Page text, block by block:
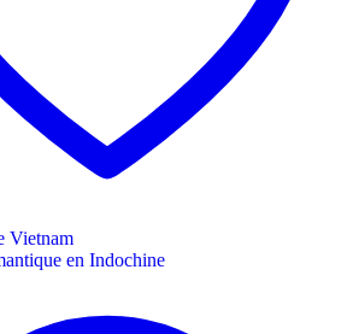
Vietnam
en Indochine